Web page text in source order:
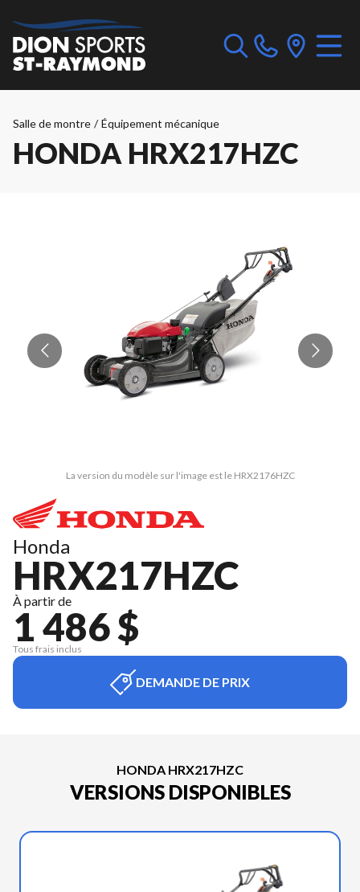
Salle de montre / Équipement mécanique
HONDA HRX217HZC
La version du modèle sur l'image est le HRX2176HZC
Honda
HRX217HZC
À partir de
1 486 $
Tous frais inclus
DEMANDE DE PRIX
HONDA HRX217HZC
VERSIONS DISPONIBLES